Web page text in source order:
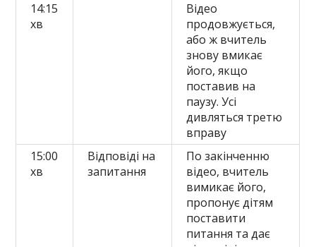
14:15
хв
Відео
продовжується,
або ж вчитель
знову вмикає
його, якщо
поставив на
паузу. Усі
дивляться третю
вправу
15:00
хв
Відповіді на
запитання
По закінченню
відео, вчитель
вимикає його,
пропонує дітям
поставити
питання та дає